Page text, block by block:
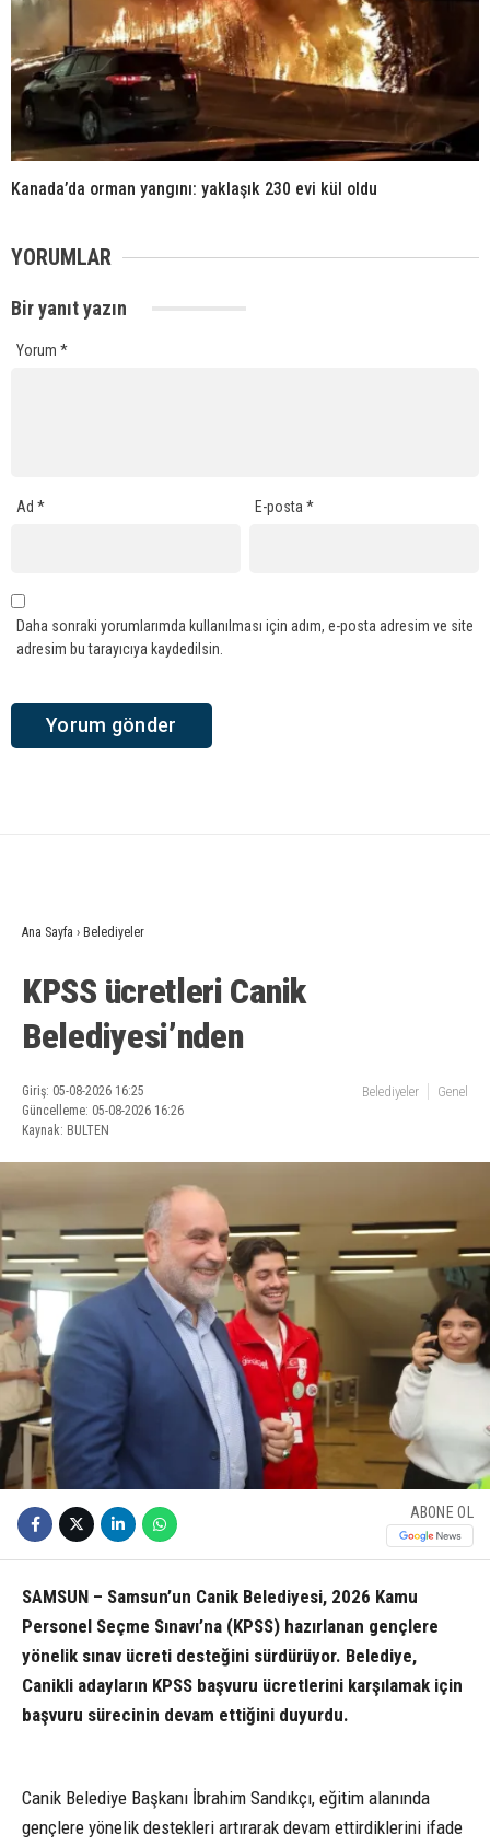
Kanada’da orman yangını: yaklaşık 230 evi kül oldu
YORUMLAR
Bir yanıt yazın
Yorum *
Ad * E-posta*
Daha sonraki yorumlarımda kullanılması için adım, e-posta adresim ve site
adresim bu tarayıcıya kaydedilsin.
Ana Sayfa › Belediyeler
KPSS ücretleri Canik
Belediyesi’nden
Giriş: 05-08-2026 16:25
Güncelleme: 05-08-2026 16:26
Kaynak: BULTEN
Belediyeler Genel
ABONE OL
SAMSUN – Samsun’un Canik Belediyesi, 2026 Kamu
Personel Seçme Sınavı’na (KPSS) hazırlanan gençlere
yönelik sınav ücreti desteğini sürdürüyor. Belediye,
Canikli adayların KPSS başvuru ücretlerini karşılamak için
başvuru sürecinin devam ettiğini duyurdu.
Canik Belediye Başkanı İbrahim Sandıkçı, eğitim alanında
gençlere yönelik destekleri artırarak devam ettirdiklerini ifade